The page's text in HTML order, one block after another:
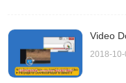
Video
2018-10-